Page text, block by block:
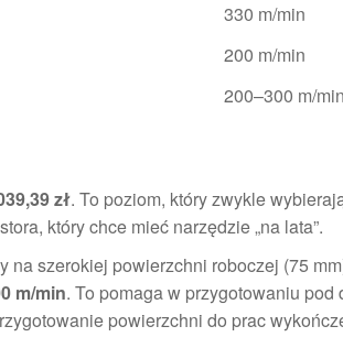
330 m/min
200 m/min
200–300 m/min
zł. To poziom, który zwykle
który chce mieć narzędzie „na lata”.
szerokiej powierzchni roboczej (75
m/min. To pomaga w przygotowaniu pod
powierzchni do prac